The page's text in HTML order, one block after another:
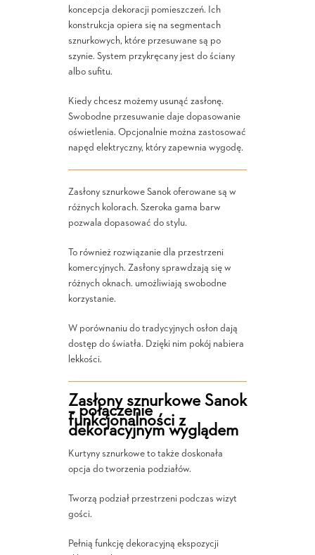
koncepcja dekoracji pomieszczeń. Ich
konstrukcja opiera się na segmentach
sznurkowych, które przesuwane są po
szynie. System przykręcany jest do ściany
albo sufitu.
Kiedy chcesz możemy usunąć zasłonę.
Swobodne przesuwanie daje dopasowanie
oświetlenia. Opcjonalnie można zastosować
napęd elektryczny, który zapewnia wygodę.
Zasłony sznurkowe Sanok oferowane są w
różnych kolorach. Szeroka gama barw
pozwala dopasować do stylu.
To również rozwiązanie dla przestrzeni
komercyjnych. Zasłony sprawdzają się w
różnych oknach. umożliwiają swobodne
korzystanie.
W porównaniu do tradycyjnych osłon dają
dostęp do światła. Dzięki nim pokój nabiera
lekkości.
Zasłony sznurkowe Sanok
– połączenie
funkcjonalności z
dekoracyjnym wyglądem
Kurtyny sznurkowe to także doskonała
opcja do tworzenia podziałów.
Tworzą podział przestrzeni podczas wizyt
gości.
Pełnią funkcję dekoracyjną ekspozycji